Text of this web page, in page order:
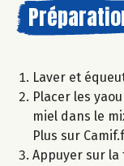
Laver et
Placer les
miel dans le
Plus sur
Appuyer sur la